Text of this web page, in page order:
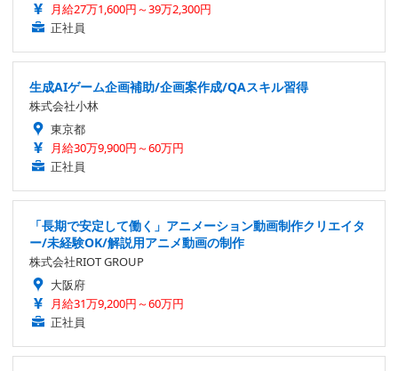
月給27万1,600円～39万2,300円
正社員
生成AIゲーム企画補助/企画案作成/QAスキル習得
株式会社小林
東京都
月給30万9,900円～60万円
正社員
「長期で安定して働く」アニメーション動画制作クリエイタ
ー/未経験OK/解説用アニメ動画の制作
株式会社RIOT GROUP
大阪府
月給31万9,200円～60万円
正社員